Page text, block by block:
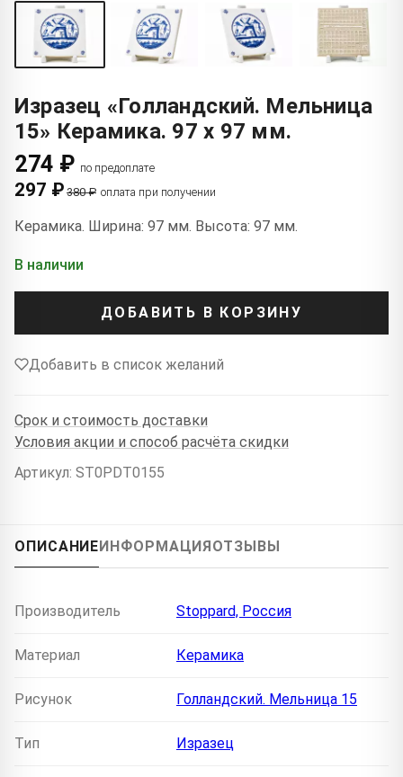
Изразец «Голландский. Мельница
15» Керамика. 97 x 97 мм.
274 ₽ по предоплате
297 ₽ 380 ₽ оплата при получении
Керамика. Ширина: 97 мм. Высота: 97 мм.
В наличии
ДОБАВИТЬ В КОРЗИНУ
Добавить в список желаний
Срок и стоимость доставки
Условия акции и способ расчёта скидки
Артикул: ST0PDT0155
ОПИСАНИЕИНФОРМАЦИЯОТЗЫВЫ
Производитель Stoppard, Россия
Материал Керамика
Рисунок Голландский. Мельница 15
Тип Изразец